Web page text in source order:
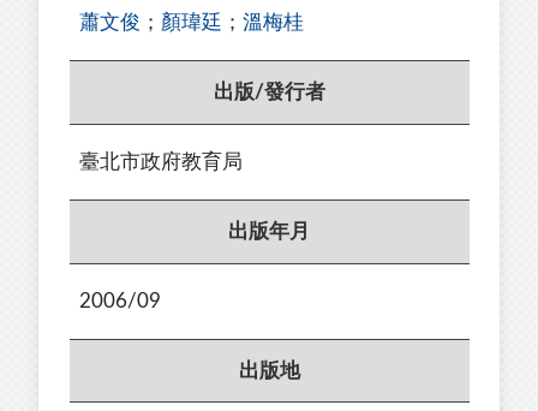
蕭文俊 ； 顏瑋廷 ； 溫梅桂
出版/發行者
臺北市政府教育局
出版年月
2006/09
出版地